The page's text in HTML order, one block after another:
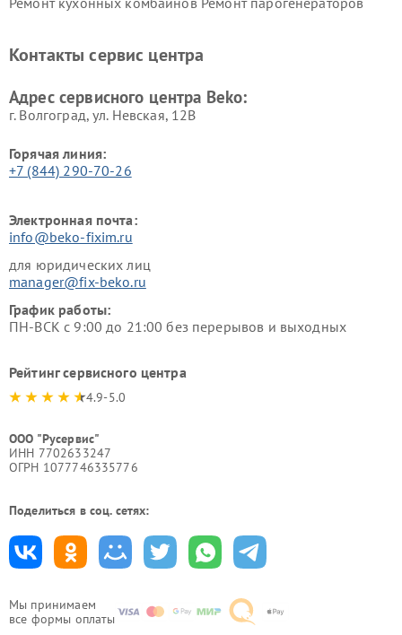
Мы принимаем
все формы оплаты
Ремонт холодильников Beko Ремонт морозильных камер
Контакты сервис центра
Адрес сервисного центра Beko:
г. Волгоград, ул. Невская, 12В
Горячая линия:
+7 (844) 290-70-26
Электронная почта:
info@beko-fixim.ru
для юридических лиц
manager@fix-beko.ru
График работы:
ПН-ВСК с 9:00 до 21:00 без перерывов и выходных
Рейтинг сервисного центра
4.9-5.0
ООО "Русервис"
ИНН 7702633247
ОГРН 1077746335776
Поделиться в соц. сетях: